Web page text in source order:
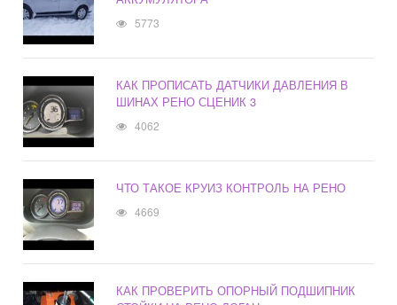
5773
КАК ПРОПИСАТЬ ДАТЧИКИ ДАВЛЕНИЯ В
ШИНАХ РЕНО СЦЕНИК 3
4062
ЧТО ТАКОЕ КРУИЗ КОНТРОЛЬ НА РЕНО
4669
КАК ПРОВЕРИТЬ ОПОРНЫЙ ПОДШИПНИК